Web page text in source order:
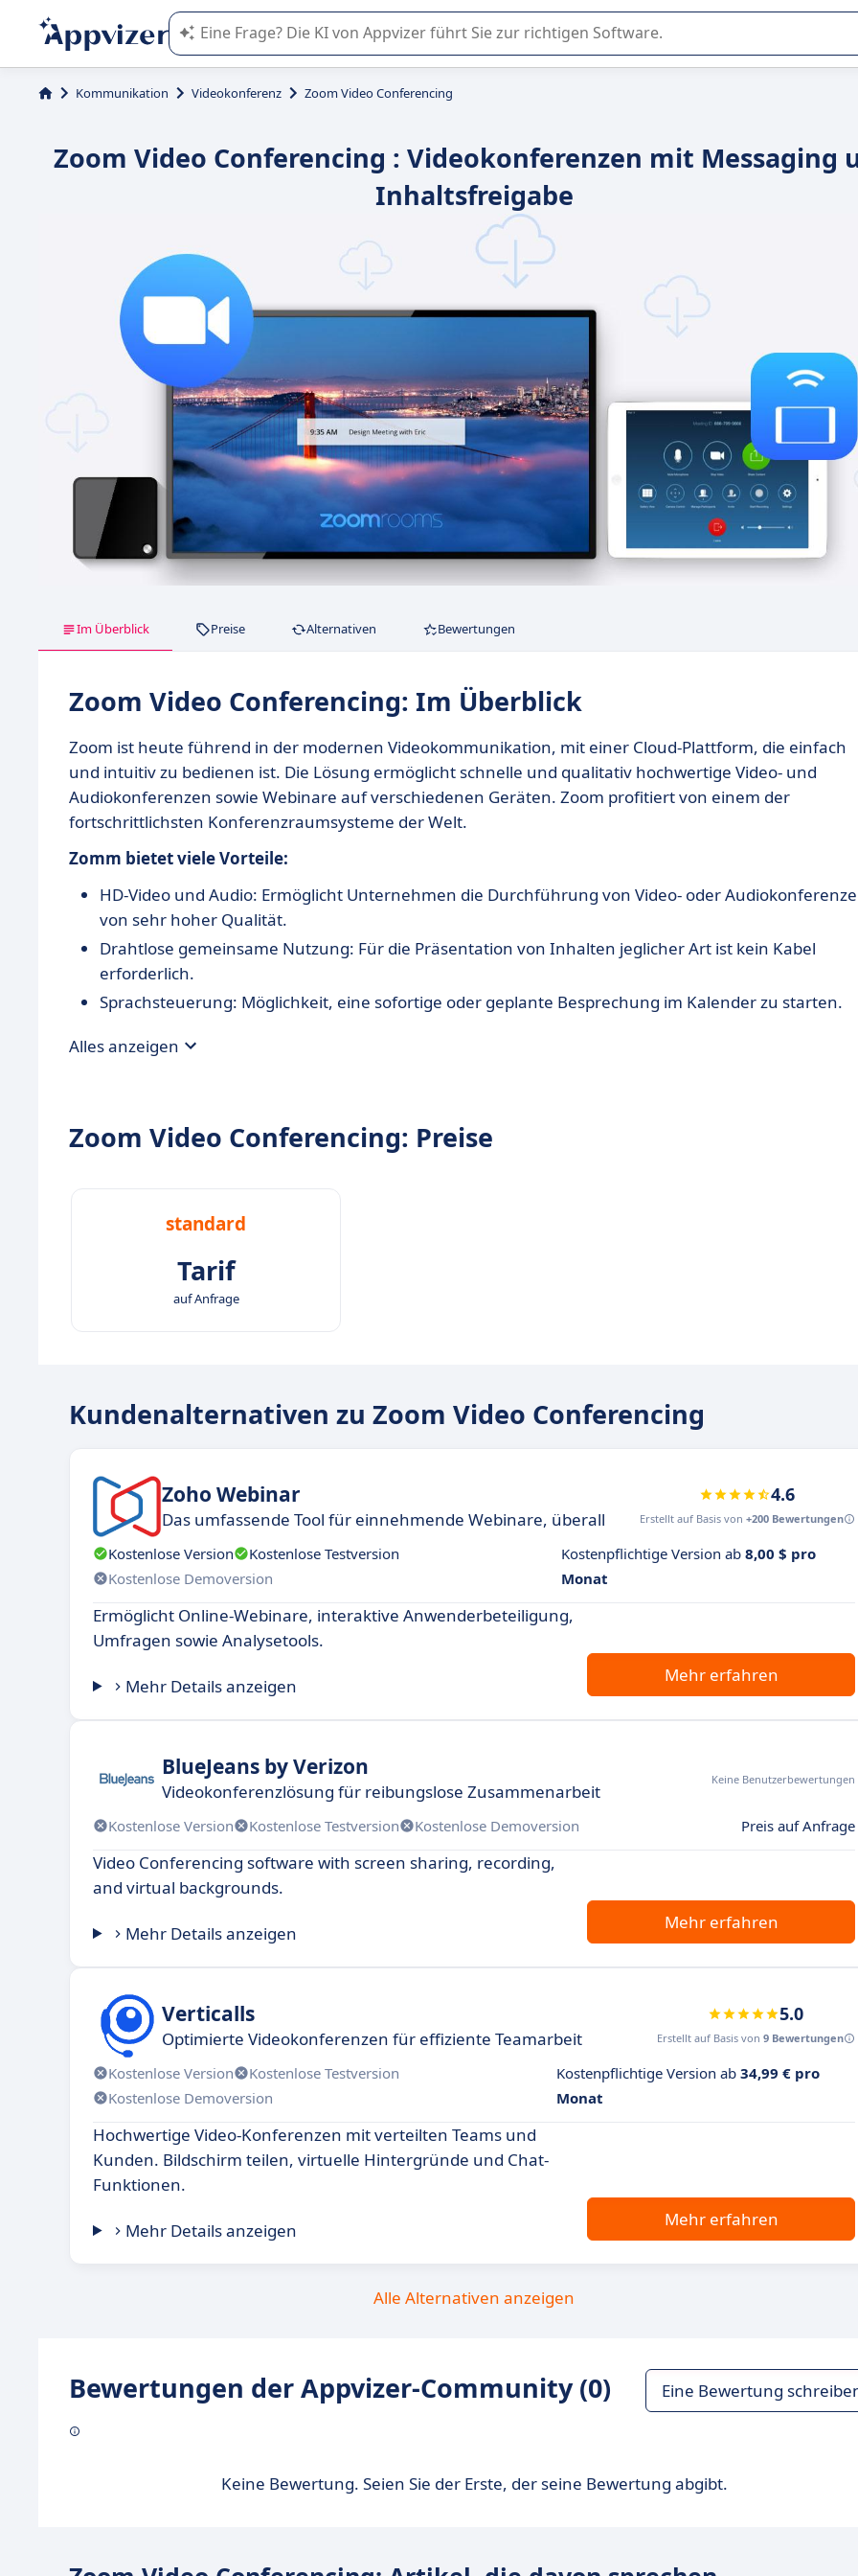
Die KI von Appvizer führt Sie bei der Nutzung oder Auswahl von SaaS-Software in Unternehmen.
Kommunikation Videokonferenz Zoom Video Conferencing
Zoom Video Conferencing : Videokonferenzen mit Messaging
Inhaltsfreigabe
Im Überblick Preise Alternativen Bewertungen
Zoom Video Conferencing: Im Überblick
Zoom ist heute führend in der modernen Videokommunikation, mit einer Cloud-Plattform, die einfach
und intuitiv zu bedienen ist. Die Lösung ermöglicht schnelle und qualitativ hochwertige Video- und
Audiokonferenzen sowie Webinare auf verschiedenen Geräten. Zoom profitiert von einem der
fortschrittlichsten Konferenzraumsysteme der Welt.
Zomm bietet viele Vorteile:
HD-Video und Audio: Ermöglicht Unternehmen die Durchführung von Video- oder
von sehr hoher Qualität.
Drahtlose gemeinsame Nutzung: Für die Präsentation von Inhalten jeglicher Art ist kein Kabel
erforderlich.
Sprachsteuerung: Möglichkeit, eine sofortige oder geplante Besprechung im Kalender zu starten.
Alles anzeigen
Zoom Video Conferencing: Preise
standard
Tarif
auf Anfrage
Kundenalternativen zu Zoom Video Conferencing
Zoho Webinar
Das umfassende Tool für einnehmende Webinare, überall
4.6
Erstellt auf Basis von +200 Bewertungen
Kostenlose Version
Kostenlose Testversion
Kostenlose Demoversion
Kostenpflichtige Version ab 8,00 $ pro
Monat
Ermöglicht Online-Webinare, interaktive Anwenderbeteiligung,
Umfragen sowie Analysetools.
Mehr Details anzeigen
Mehr erfahren
BlueJeans by Verizon
Videokonferenzlösung für reibungslose Zusammenarbeit
Keine Benutzerbewertungen
Kostenlose Version Kostenlose Testversion Kostenlose Demoversion Preis auf Anfrage
Video Conferencing software with screen sharing, recording,
and virtual backgrounds.
Mehr Details anzeigen
Mehr erfahren
Verticalls
Optimierte Videokonferenzen für effiziente Teamarbeit
5.0
Erstellt auf Basis von 9 Bewertungen
Kostenlose Version
Kostenlose Testversion
Kostenlose Demoversion
Kostenpflichtige Version ab 34,99 € pro
Monat
Hochwertige Video-Konferenzen mit verteilten Teams und
Kunden. Bildschirm teilen, virtuelle Hintergründe und Chat-
Funktionen.
Mehr Details anzeigen
Mehr erfahren
Alle Alternativen anzeigen
Bewertungen der Appvizer-Community (0) Eine Bewertung
Keine Bewertung. Seien Sie der Erste, der seine Bewertung abgibt.